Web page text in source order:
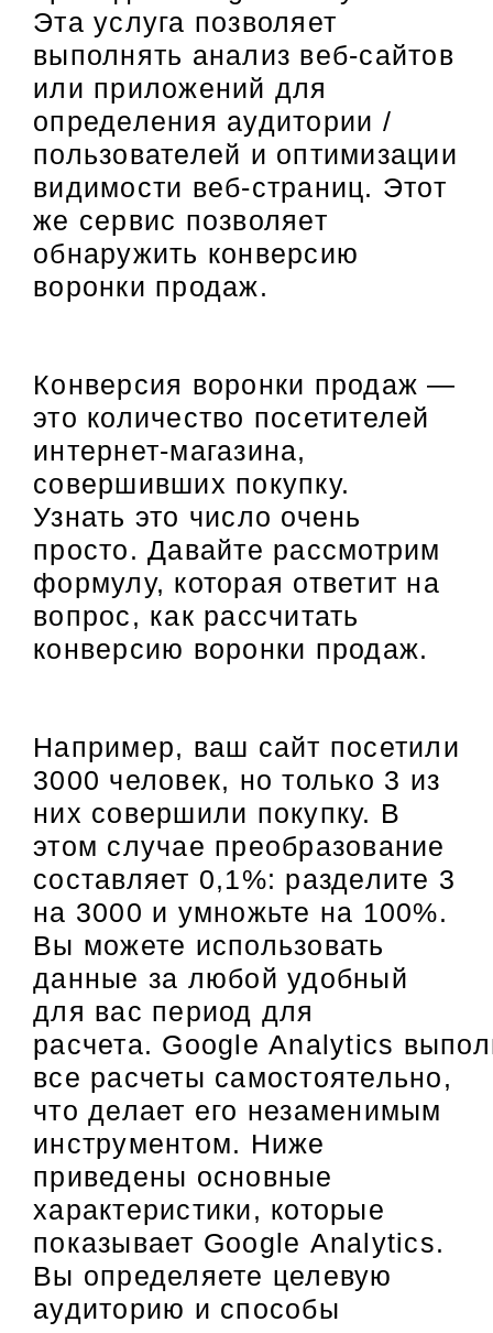
Эта услуга позволяет
выполнять анализ веб-сайтов
или приложений для
определения аудитории /
пользователей и оптимизации
видимости веб-страниц. Этот
же сервис позволяет
обнаружить конверсию
воронки продаж.
Конверсия воронки продаж —
это количество посетителей
интернет-магазина,
совершивших покупку.
Узнать это число очень
просто. Давайте рассмотрим
формулу, которая ответит на
вопрос, как рассчитать
конверсию воронки продаж.
Например, ваш сайт посетили
3000 человек, но только 3 из
них совершили покупку. В
этом случае преобразование
составляет 0,1%: разделите 3
на 3000 и умножьте на 100%.
Вы можете использовать
данные за любой удобный
для вас период для
расчета. Google Analytics
все расчеты самостоятельно,
что делает его незаменимым
инструментом. Ниже
приведены основные
характеристики, которые
показывает Google Analytics.
Вы определяете целевую
аудиторию и способы